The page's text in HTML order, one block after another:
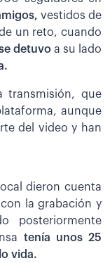
vestidos de
un reto, cuando
detuvoa su lado
transmisión, que
aunque
del video y han
dieron cuenta
la grabación y
posteriormente
tenía unos 25
vida.